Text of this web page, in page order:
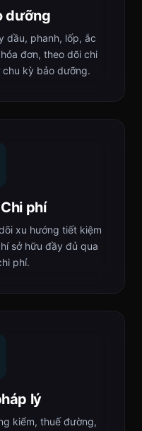
dưỡng
dầu, phanh, lốp, ắc
đơn, theo dõi chi
kỳ bảo dưỡng.
phí
xu hướng tiết kiệm
sở hữu đầy đủ qua
phí.
lý
kiểm, thuế đường,